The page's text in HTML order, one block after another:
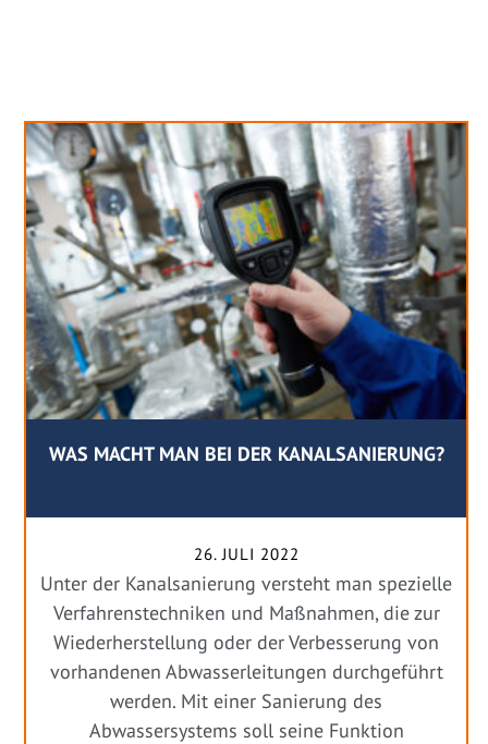
WAS MACHT MAN BEI DER KANALSANIERUNG?
26. JULI 2022
Unter der Kanalsanierung versteht man spezielle
Verfahrenstechniken und Maßnahmen, die zur
Wiederherstellung oder der Verbesserung von
vorhandenen Abwasserleitungen durchgeführt
werden. Mit einer Sanierung des
Abwassersystems soll seine Funktion